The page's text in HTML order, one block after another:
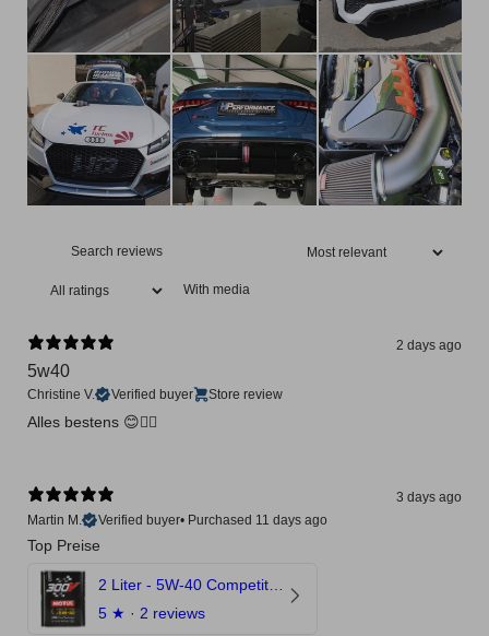
With media
2 days ago
5w40
Christine V. Verified buyer Store review
Alles bestens 😊👍🏻
3 days ago
Martin M.
Verified buyer• Purchased 11 days ago
Top Preise
5 ★ · 2 reviews